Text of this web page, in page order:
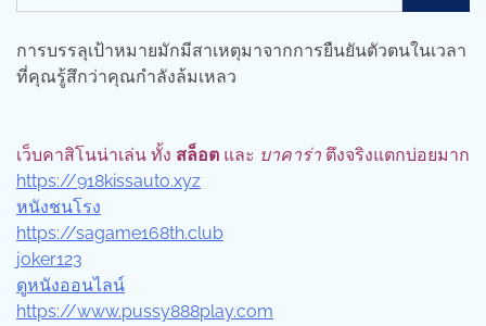
สำหรับ:
การบรรลุเป้าหมายมักมีสาเหตุมาจากการยืนยันตัวตนในเวลา
ที่คุณรู้สึกว่าคุณกำลังล้มเหลว
เว็บคาสิโนน่าเล่น ทั้ง สล็อต และ บาคาร่า ตึงจริงแตกบ่อยมาก
https://918kissauto.xyz
หนังชนโรง
https://sagame168th.club
joker123
ดูหนังออนไลน์
https://www.pussy888play.com